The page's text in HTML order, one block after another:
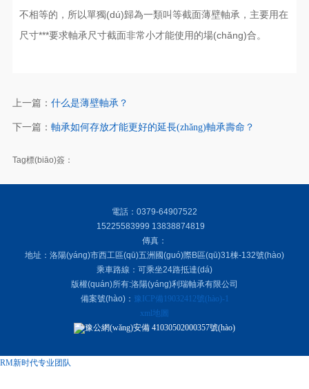
不相等的，所以單獨(dú)歸為一類叫等截面薄壁軸承，主要用在
尺寸***要求軸承尺寸截面非常小才能使用的場(chǎng)合。
上一篇： 什么是薄壁軸承？
下一篇： 軸承如何存放才能更好的延長(zhǎng)軸承壽命？
Tag標(biāo)簽：
電話：0379-64907522
15225583999 13838874819
傳真：
地址：洛陽(yáng)市西工區(qū)五洲國(guó)際B區(qū)31棟-132號(hào)
乘車路線：可乘坐24路抵達(dá)
版權(quán)所有:洛陽(yáng)利瑞軸承有限公司
備案號(hào)： 豫ICP備19032412號(hào)-1
xml地圖
豫公網(wǎng)安備 41030502000357號(hào)
RM新时代专业团队